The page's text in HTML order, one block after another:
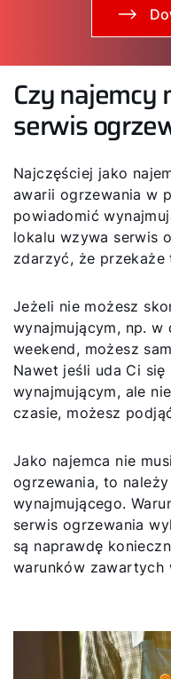
Czy
serwis
Najczęściej jako
awarii ogrzewania w
powiadomić
lokalu wzywa serwis
zdarzyć, że przekaże
Jeżeli nie możesz
wynajmującym, np.
weekend, możesz
Nawet jeśli uda Ci
wynajmującym, ale
czasie, możesz
Jako najemca nie
ogrzewania, to
wynajmującego.
serwis ogrzewania
są naprawdę
warunków zawartych